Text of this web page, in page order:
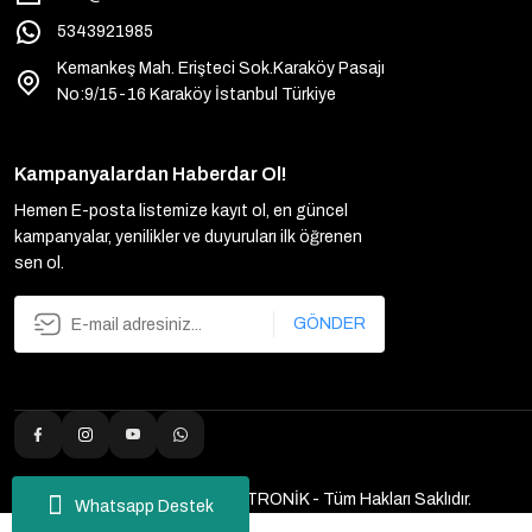
Whatsapp Destek
5343921985
Kemankeş Mah. Erişteci Sok.Karaköy Pasajı
No:9/15-16 Karaköy İstanbul Türkiye
Kampanyalardan Haberdar Ol!
Hemen E-posta listemize kayıt ol, en güncel
kampanyalar, yenilikler ve duyuruları ilk öğrenen
sen ol.
GÖNDER
2025 Copyright ULUTAŞ ELEKTRONİK - Tüm Hakları Saklıdır.